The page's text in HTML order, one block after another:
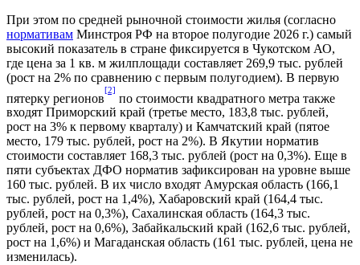
При этом по средней рыночной стоимости жилья (согласно
нормативам Минстроя РФ на второе полугодие 2026 г.) самый
высокий показатель в стране фиксируется в Чукотском АО,
где цена за 1 кв. м жилплощади составляет 269,9 тыс. рублей
(рост на 2% по сравнению с первым полугодием). В первую
пятерку регионов
[2]
по стоимости квадратного метра также
входят Приморский край (третье место, 183,8 тыс. рублей,
рост на 3% к первому кварталу) и Камчатский край (пятое
место, 179 тыс. рублей, рост на 2%). В Якутии норматив
стоимости составляет 168,3 тыс. рублей (рост на 0,3%). Еще в
пяти субъектах ДФО норматив зафиксирован на уровне выше
160 тыс. рублей. В их число входят Амурская область (166,1
тыс. рублей, рост на 1,4%), Хабаровский край (164,4 тыс.
рублей, рост на 0,3%), Сахалинская область (164,3 тыс.
рублей, рост на 0,6%), Забайкальский край (162,6 тыс. рублей,
рост на 1,6%) и Магаданская область (161 тыс. рублей, цена не
изменилась).